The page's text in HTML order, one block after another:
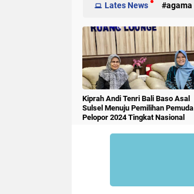
Internasional Kriminal
Lates News agama
Kiprah Andi Tenri Bali Baso Asal
Sulsel Menuju Pemilihan Pemuda
Pelopor 2024 Tingkat Nasional